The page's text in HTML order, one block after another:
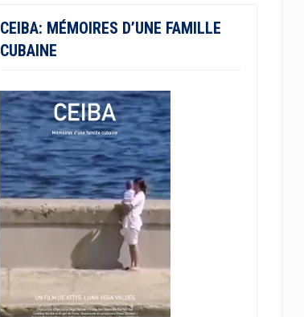
CEIBA: MÉMOIRES D’UNE FAMILLE
CUBAINE